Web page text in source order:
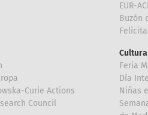
EUR-
Buzón
Curie Actions
Council
Feria
Día
Niñas